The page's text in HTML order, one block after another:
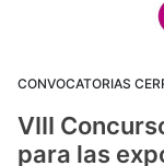
CONVOCATORIAS
VIII
para las